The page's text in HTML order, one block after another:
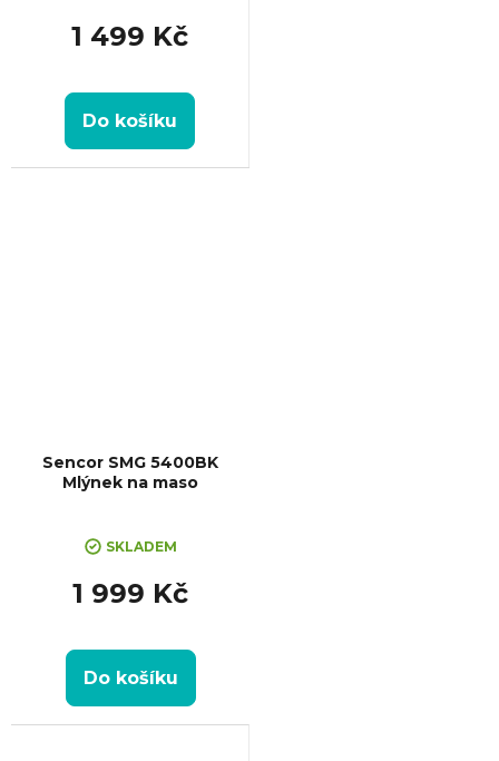
1 499 Kč
Do košíku
Sencor SMG 5400BK
Mlýnek na maso
SKLADEM
1 999 Kč
Do košíku